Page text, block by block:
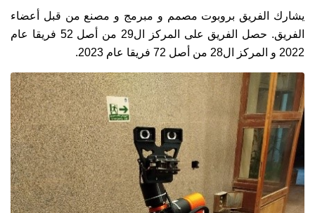
يشارك الفريق بروبوت مصمم و مبرمج و مصنع من قبل أعضاء
الفريق. حصل الفريق على المركز ال29 من أصل 52 فريقا عام
2022 و المركز ال28 من أصل 72 فريقا عام 2023.